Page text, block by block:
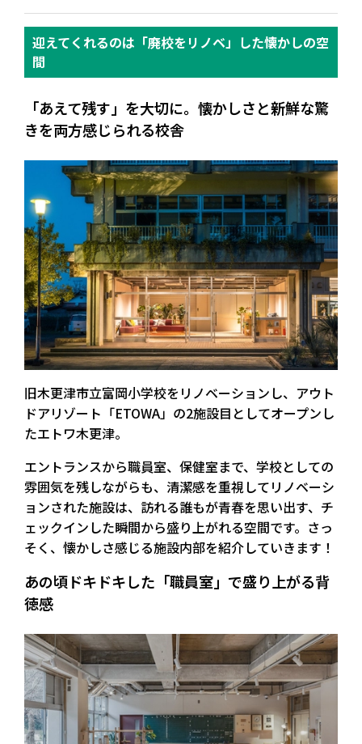
迎えてくれるのは「廃校をリノベ」した懐かしの空
間
「あえて残す」を大切に。懐かしさと新鮮な驚
きを両方感じられる校舎
旧木更津市立富岡小学校をリノベーションし、アウト
ドアリゾート「ETOWA」の2施設目としてオープンし
たエトワ木更津。
エントランスから職員室、保健室まで、学校としての
雰囲気を残しながらも、清潔感を重視してリノベーシ
ョンされた施設は、訪れる誰もが青春を思い出す、チ
ェックインした瞬間から盛り上がれる空間です。さっ
そく、懐かしさ感じる施設内部を紹介していきます！
あの頃ドキドキした「職員室」で盛り上がる背
徳感